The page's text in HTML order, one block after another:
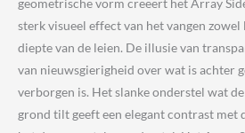
sterk visueel effect van het vangen
diepte van de leien. De illusie van
van nieuwsgierigheid over wat is achter
verborgen is. Het slanke onderstel wat
grond tilt geeft een elegant contrast met